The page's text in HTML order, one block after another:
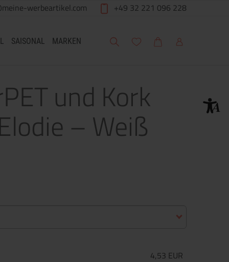
werbeartikel.com +49 32 221 096 228
SAISONAL MARKEN Suche Meine Wunschliste
WarenkorbMein Account
und Kork
– Weiß
4,53 EUR